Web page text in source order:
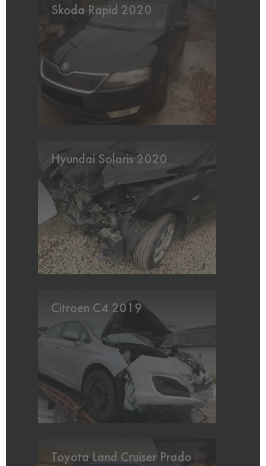
Skoda Rapid 2020
Hyundai Solaris 2020
Citroen C4 2019
Toyota Land Cruiser Prado